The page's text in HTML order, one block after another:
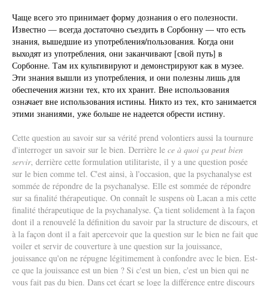
Чаще всего это принимает форму дознания о его полезности.
Известно — всегда достаточно съездить в Сорбонну — что есть
знания, вышедшие из употребления/пользования. Когда они
выходят из употребления, они заканчивают [свой путь] в
Сорбонне. Там их культивируют и демонстрируют как в музее.
Эти знания вышли из употребления, и они полезны лишь для
обеспечения жизни тех, кто их хранит. Вне использования
означает вне использования истины. Никто из тех, кто занимается
этими знаниями, уже больше не надеется обрести истину.
Cette question au savoir sur sa vérité prend volontiers aussi la tournure
d'interroger un savoir sur le bien. Derrière le ce à quoi ça peut bien
servir, derrière cette formulation utilitariste, il y a une question posée
sur le bien comme tel. C'est ainsi, à l'occasion, que la psychanalyse est
sommée de répondre de la psychanalyse. Elle est sommée de répondre
sur sa finalité thérapeutique. On connaît le suspens où Lacan a mis cette
finalité thérapeutique de la psychanalyse. Ça tient solidement à la façon
dont il a renouvelé la définition du savoir par la structure de discours, et
à la façon dont il a fait apercevoir que la question sur le bien ne fait que
voiler et servir de couverture à une question sur la jouissance,
jouissance qu'on ne répugne légitimement à confondre avec le bien. Est-
ce que la jouissance est un bien ? Si c'est un bien, c'est un bien qui ne
vous fait pas du bien. Dans cet écart se loge la différence entre discours